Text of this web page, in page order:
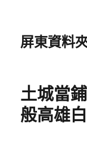
屏東資料
土城當
般高雄